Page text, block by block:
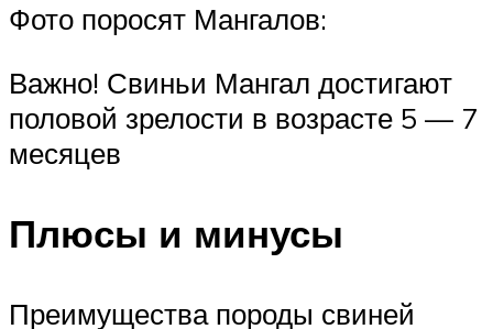
Фото поросят Мангалов:
Важно! Свиньи Мангал достигают
половой зрелости в возрасте 5 — 7
месяцев
Плюсы и минусы
Преимущества породы свиней